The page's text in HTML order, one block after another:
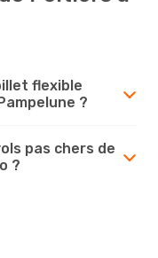
flexible
?
pas chers de
?